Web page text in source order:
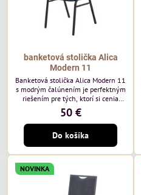
banketová stolička Alica
Modern 11
Banketová stolička Alica Modern 11
s modrým čalúnením je perfektným
riešením pre tých, ktorí si cenia
vysokú kvalitu a jedinečný dizajn.
Stolička je výnimočná použitím
vysoko kvalitného modrého
čalúnenia Mossa 79 od poľského
výrobcu Davis ktorého látka má
hmotnosť 325 g/m², čo zaručuje
výnimočnú odolnosť a pohodlie.
Okrem toho je látka vybavená
technológiou Easy-Clean, vďaka
ktorej sa ľahko...
50 €
Do košíka
NOVINKA